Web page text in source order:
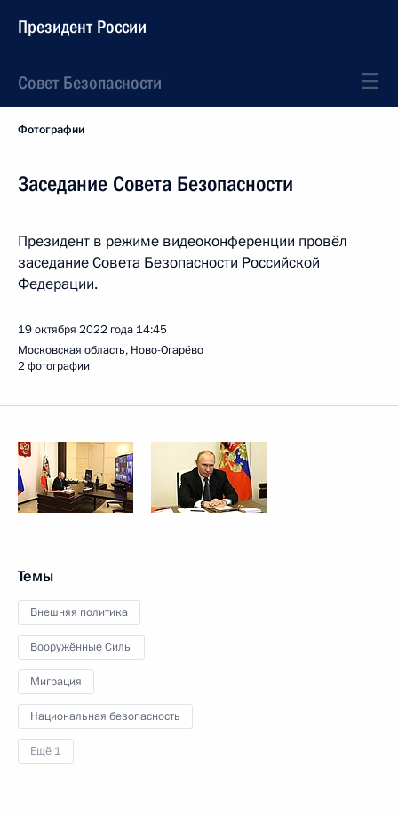
Президент России
Совет Безопасности
Фотографии
Заседание Совета Безопасности
Президент в режиме видеоконференции провёл
заседание Совета Безопасности Российской
Федерации.
19 октября 2022 года 14:45
Московская область, Ново-Огарёво
2 фотографии
Темы
Внешняя политика
Вооружённые Силы
Миграция
Национальная безопасность
Ещё 1